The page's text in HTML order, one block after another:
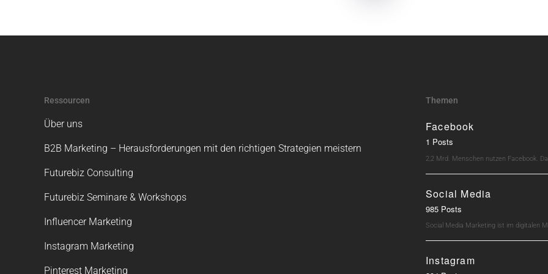
Ressourcen
Über uns
B2B Marketing – Herausforderungen mit den richtigen Strategien meistern
Futurebiz Consulting
Futurebiz Seminare & Workshops
Influencer Marketing
Instagram Marketing
Pinterest Marketing
Themen
Facebook
1 Posts
2,2 Mrd. Menschen nutzen Facebook.
Social Media
985 Posts
Social Media Marketing ist im digitalen
Instagram